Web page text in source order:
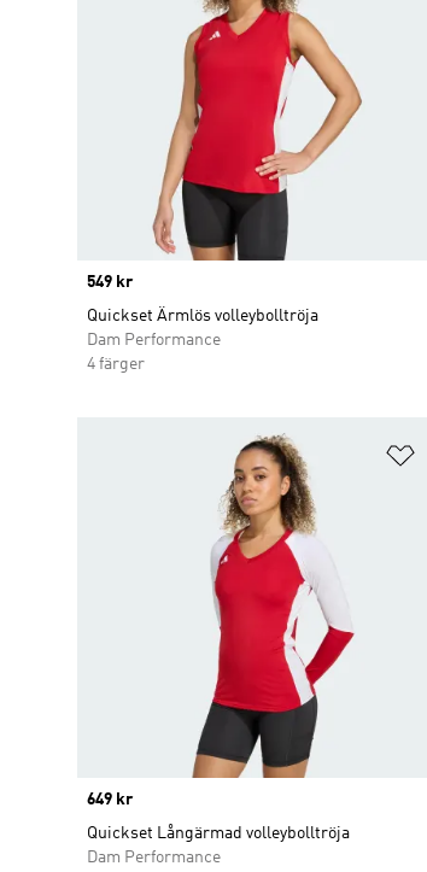
Price
549 kr
Quickset Ärmlös volleybolltröja
Dam Performance
4 färger
Price
649 kr
Quickset Långärmad volleybolltröja
Dam Performance